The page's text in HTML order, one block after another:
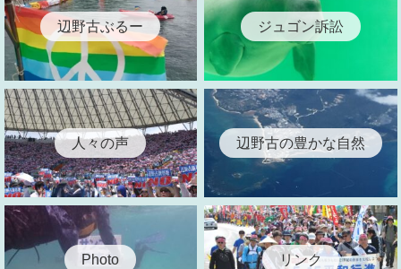
辺野古ぶるー ジュゴン訴訟
人々の声 辺野古の豊かな自然
Photo リンク